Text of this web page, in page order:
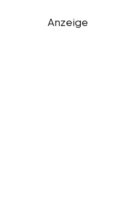
Anzeige